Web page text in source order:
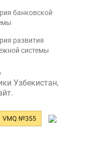
банковской
развития
системы
Узбекистан,